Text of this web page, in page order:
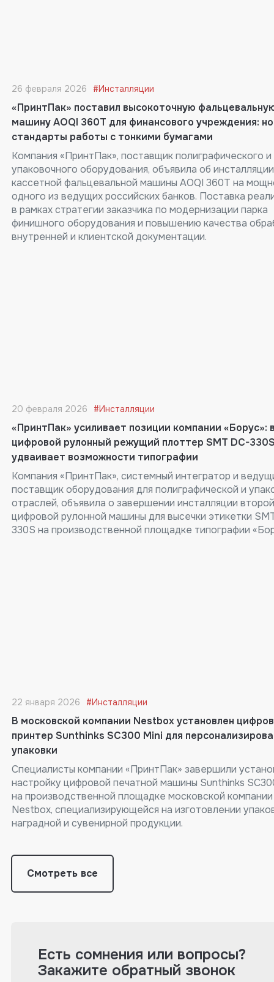
26 февраля 2026 #Инсталляции
«ПринтПак» поставил высокоточную
машину AOQI 360T для финансового учреждения:
стандарты работы с тонкими бумагами
Компания «ПринтПак», поставщик полиграфического и
упаковочного оборудования, объявила об
кассетной фальцевальной машины AOQI 360T на
одного из ведущих российских банков. Поставка
в рамках стратегии заказчика по модернизации парка
финишного оборудования и повышению качества
внутренней и клиентской документации.
20 февраля 2026 #Инсталляции
«ПринтПак» усиливает позиции компании «Борус»:
цифровой рулонный режущий плоттер SMT DC-
удваивает возможности типографии
Компания «ПринтПак», системный интегратор и
поставщик оборудования для полиграфической и
отраслей, объявила о завершении инсталляции второй
цифровой рулонной машины для высечки этикетки
330S на производственной площадке типографии
22 января 2026 #Инсталляции
В московской компании Nestbox установлен
принтер Sunthinks SC300 Mini для
упаковки
Специалисты компании «ПринтПак» завершили
настройку цифровой печатной машины Sunthinks
на производственной площадке московской компании
Nestbox, специализирующейся на изготовлении
наградной и сувенирной продукции.
Смотреть все
Есть сомнения или вопросы?
Закажите обратный звонок